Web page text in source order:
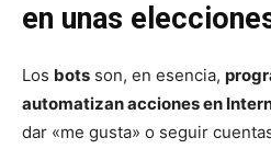
en unas
Los bots son, en esencia,
automatizan acciones en
dar «me gusta» o seguir